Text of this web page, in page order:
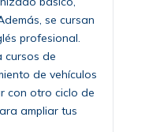
se cursan
profesional.
cursos de
de vehículos
con otro ciclo de
ampliar tus